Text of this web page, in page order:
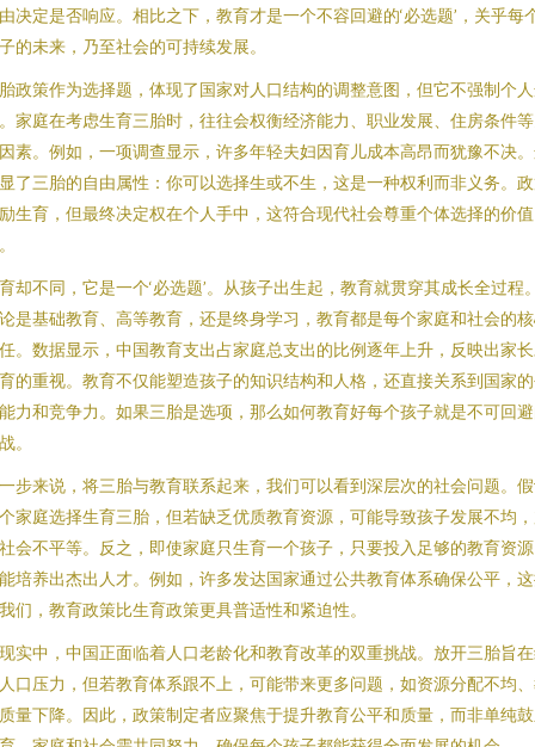
决定是否响应。相比之下，教育才是一个不容回避的‘必选题’，关乎每
的未来，乃至社会的可持续发展。
政策作为选择题，体现了国家对人口结构的调整意图，但它不强制个
家庭在考虑生育三胎时，往往会权衡经济能力、职业发展、住房条件
素。例如，一项调查显示，许多年轻夫妇因育儿成本高昂而犹豫不决
了三胎的自由属性：你可以选择生或不生，这是一种权利而非义务。
生育，但最终决定权在个人手中，这符合现代社会尊重个体选择的价值
却不同，它是一个‘必选题’。从孩子出生起，教育就贯穿其成长全过程
是基础教育、高等教育，还是终身学习，教育都是每个家庭和社会的
。数据显示，中国教育支出占家庭总支出的比例逐年上升，反映出家
的重视。教育不仅能塑造孩子的知识结构和人格，还直接关系到国家
力和竞争力。如果三胎是选项，那么如何教育好每个孩子就是不可回
。
步来说，将三胎与教育联系起来，我们可以看到深层次的社会问题。
家庭选择生育三胎，但若缺乏优质教育资源，可能导致孩子发展不均
会不平等。反之，即使家庭只生育一个孩子，只要投入足够的教育资
培养出杰出人才。例如，许多发达国家通过公共教育体系确保公平，
们，教育政策比生育政策更具普适性和紧迫性。
实中，中国正面临着人口老龄化和教育改革的双重挑战。放开三胎旨
口压力，但若教育体系跟不上，可能带来更多问题，如资源分配不均
量下降。因此，政策制定者应聚焦于提升教育公平和质量，而非单纯